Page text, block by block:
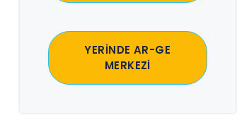
YERİNDE AR-GE
MERKEZİ